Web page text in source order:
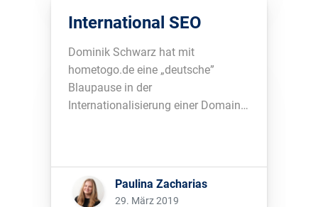
International SEO
Dominik Schwarz hat mit
hometogo.de eine „deutsche”
Blaupause in der
Internationalisierung einer Domain
Paulina Zacharias
29. März 2019